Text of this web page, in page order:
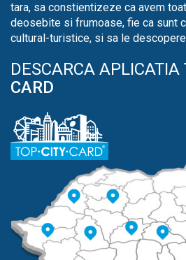
tara, sa constientizeze ca avem
deosebite si frumoase, fie ca sunt
cultural-turistice, si sa le
DESCARCA APLICATIA
CARD